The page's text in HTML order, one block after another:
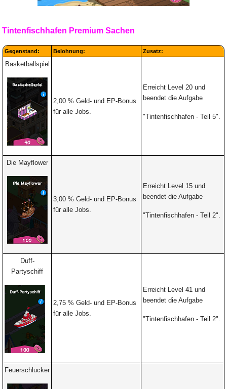
Tintenfischhafen Premium Sachen
Gegenstand: Belohnung: Zusatz:
Basketballspiel
2,00 % Geld- und EP-Bonus
für alle Jobs.
Erreicht Level 20 und
beendet die Aufgabe
"Tintenfischhafen - Teil 5".
Die Mayflower
3,00 % Geld- und EP-Bonus
für alle Jobs.
Erreicht Level 15 und
beendet die Aufgabe
"Tintenfischhafen - Teil 2".
Duff-
Partyschiff
2,75 % Geld- und EP-Bonus
für alle Jobs.
Erreicht Level 41 und
beendet die Aufgabe
"Tintenfischhafen - Teil 2".
Feuerschlucker